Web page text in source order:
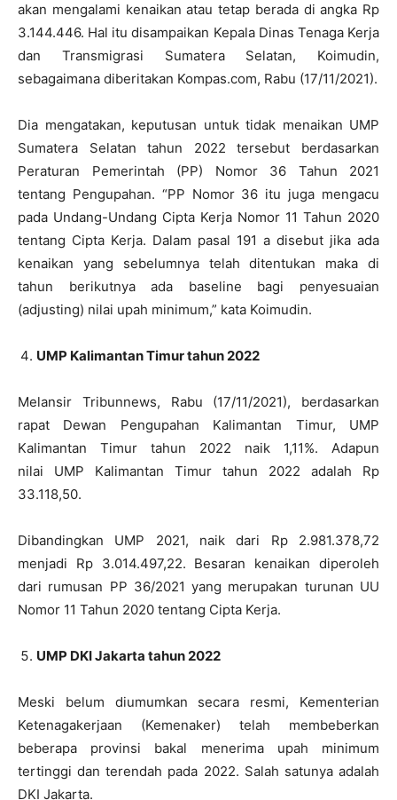
akan mengalami kenaikan atau tetap berada di angka Rp
3.144.446. Hal itu disampaikan Kepala Dinas Tenaga Kerja
dan Transmigrasi Sumatera Selatan, Koimudin,
sebagaimana diberitakan Kompas.com, Rabu (17/11/2021).
Dia mengatakan, keputusan untuk tidak menaikan UMP
Sumatera Selatan tahun 2022 tersebut berdasarkan
Peraturan Pemerintah (PP) Nomor 36 Tahun 2021
tentang Pengupahan. “PP Nomor 36 itu juga mengacu
pada Undang-Undang Cipta Kerja Nomor 11 Tahun 2020
tentang Cipta Kerja. Dalam pasal 191 a disebut jika ada
kenaikan yang sebelumnya telah ditentukan maka di
tahun berikutnya ada baseline bagi penyesuaian
(adjusting) nilai upah minimum,” kata Koimudin.
UMP Kalimantan Timur tahun 2022
Melansir Tribunnews, Rabu (17/11/2021), berdasarkan
rapat Dewan Pengupahan Kalimantan Timur, UMP
Kalimantan Timur tahun 2022 naik 1,11%. Adapun
nilai UMP Kalimantan Timur tahun 2022 adalah Rp
33.118,50.
Dibandingkan UMP 2021, naik dari Rp 2.981.378,72
menjadi Rp 3.014.497,22. Besaran kenaikan diperoleh
dari rumusan PP 36/2021 yang merupakan turunan UU
Nomor 11 Tahun 2020 tentang Cipta Kerja.
UMP DKI Jakarta tahun 2022
Meski belum diumumkan secara resmi, Kementerian
Ketenagakerjaan (Kemenaker) telah membeberkan
beberapa provinsi bakal menerima upah minimum
tertinggi dan terendah pada 2022. Salah satunya adalah
DKI Jakarta.